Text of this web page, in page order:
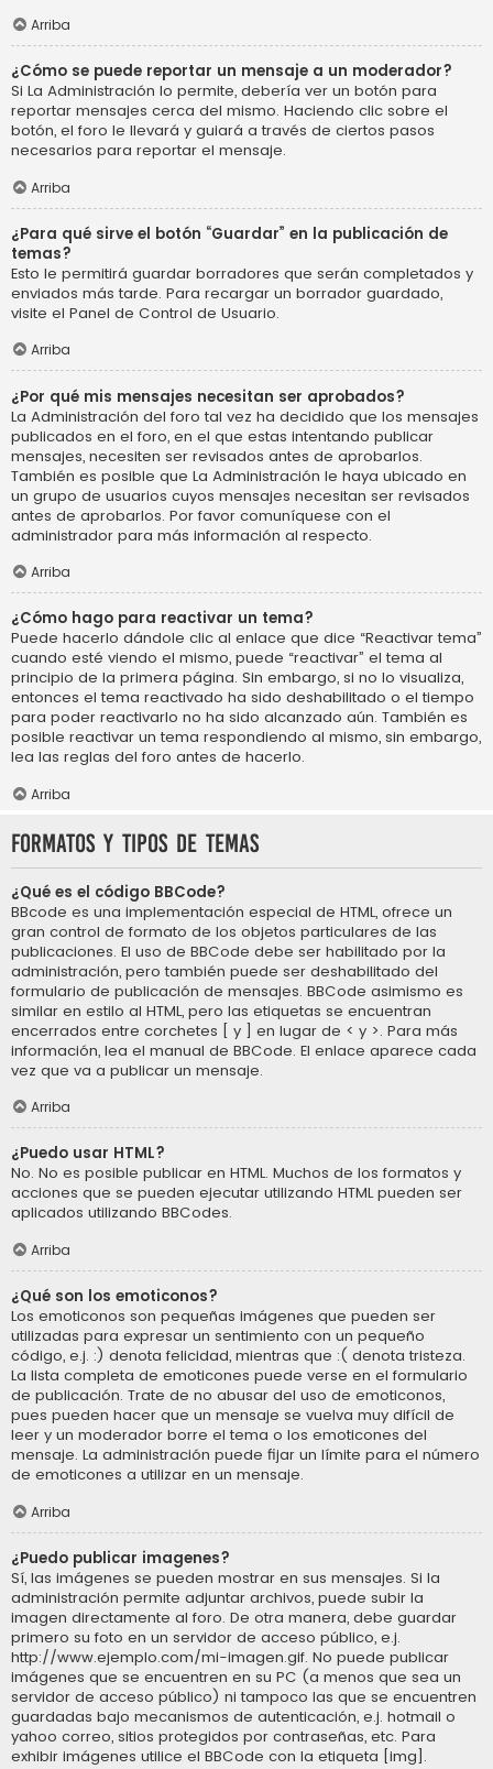
Arriba
¿Cómo se puede reportar un mensaje a un moderador?
Si La Administración lo permite, debería ver un botón para
reportar mensajes cerca del mismo. Haciendo clic sobre el
botón, el foro le llevará y guiará a través de ciertos pasos
necesarios para reportar el mensaje.
Arriba
¿Para qué sirve el botón “Guardar” en la publicación de
temas?
Esto le permitirá guardar borradores que serán completados y
enviados más tarde. Para recargar un borrador guardado,
visite el Panel de Control de Usuario.
Arriba
¿Por qué mis mensajes necesitan ser aprobados?
La Administración del foro tal vez ha decidido que los mensajes
publicados en el foro, en el que estas intentando publicar
mensajes, necesiten ser revisados antes de aprobarlos.
También es posible que La Administración le haya ubicado en
un grupo de usuarios cuyos mensajes necesitan ser revisados
antes de aprobarlos. Por favor comuníquese con el
administrador para más información al respecto.
Arriba
¿Cómo hago para reactivar un tema?
Puede hacerlo dándole clic al enlace que dice “Reactivar tema”
cuando esté viendo el mismo, puede “reactivar” el tema al
principio de la primera página. Sin embargo, si no lo visualiza,
entonces el tema reactivado ha sido deshabilitado o el tiempo
para poder reactivarlo no ha sido alcanzado aún. También es
posible reactivar un tema respondiendo al mismo, sin embargo,
lea las reglas del foro antes de hacerlo.
Arriba
Formatos y tipos de temas
¿Qué es el código BBCode?
BBcode es una implementación especial de HTML, ofrece un
gran control de formato de los objetos particulares de las
publicaciones. El uso de BBCode debe ser habilitado por la
administración, pero también puede ser deshabilitado del
formulario de publicación de mensajes. BBCode asimismo es
similar en estilo al HTML, pero las etiquetas se encuentran
encerrados entre corchetes [ y ] en lugar de < y >. Para más
información, lea el manual de BBCode. El enlace aparece cada
vez que va a publicar un mensaje.
Arriba
¿Puedo usar HTML?
No. No es posible publicar en HTML. Muchos de los formatos y
acciones que se pueden ejecutar utilizando HTML pueden ser
aplicados utilizando BBCodes.
Arriba
¿Qué son los emoticonos?
Los emoticonos son pequeñas imágenes que pueden ser
utilizadas para expresar un sentimiento con un pequeño
código, e.j. :) denota felicidad, mientras que :( denota tristeza.
La lista completa de emoticones puede verse en el formulario
de publicación. Trate de no abusar del uso de emoticonos,
pues pueden hacer que un mensaje se vuelva muy difícil de
leer y un moderador borre el tema o los emoticones del
mensaje. La administración puede fijar un límite para el número
de emoticones a utilizar en un mensaje.
Arriba
¿Puedo publicar imagenes?
Sí, las imágenes se pueden mostrar en sus mensajes. Si la
administración permite adjuntar archivos, puede subir la
imagen directamente al foro. De otra manera, debe guardar
primero su foto en un servidor de acceso público, e.j.
http://www.ejemplo.com/mi-imagen.gif. No puede publicar
imágenes que se encuentren en su PC (a menos que sea un
servidor de acceso público) ni tampoco las que se encuentren
guardadas bajo mecanismos de autenticación, e.j. hotmail o
yahoo correo, sitios protegidos por contraseñas, etc. Para
exhibir imágenes utilice el BBCode con la etiqueta [img].